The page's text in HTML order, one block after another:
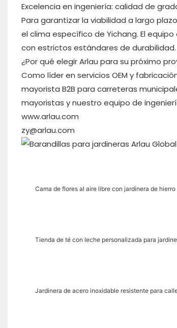
Excelencia en ingeniería: calidad de
Para garantizar la viabilidad a largo
el clima específico de Yichang. El
con estrictos estándares de durabilidad.
¿Por qué elegir Arlau para su próximo
Como líder en servicios OEM y
mayorista B2B para carreteras
mayoristas y nuestro equipo de
www.arlau.com
zy@arlau.com
Cama de flores al aire libre con jardinera de hierro
Tienda de té con leche personalizada para
Jardinera de acero inoxidable resistente para